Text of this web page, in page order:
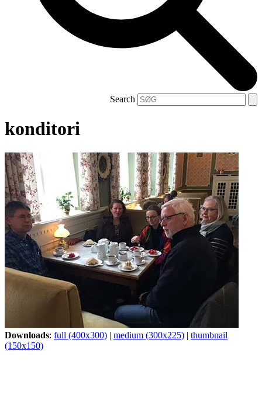
Search
konditori
Downloads: full (400x300) | medium (300x225) | thumbnail
(150x150)